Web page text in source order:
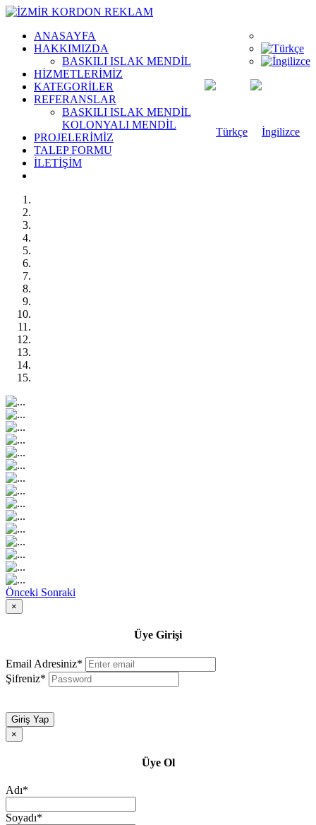
ANASAYFA
HAKKIMIZDA
BASKILI ISLAK MENDİL
HİZMETLERİMİZ
KATEGORİLER
REFERANSLAR
BASKILI ISLAK MENDİL
KOLONYALI MENDİL
PROJELERİMİZ
TALEP FORMU
İLETİŞİM
Önceki Sonraki
×
Üye Girişi
Email Adresiniz*
Şifreniz*
Giriş Yap
×
Üye Ol
Adı*
Soyadı*